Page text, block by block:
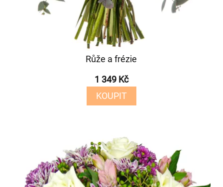
Růže a frézie
1 349 Kč
KOUPIT